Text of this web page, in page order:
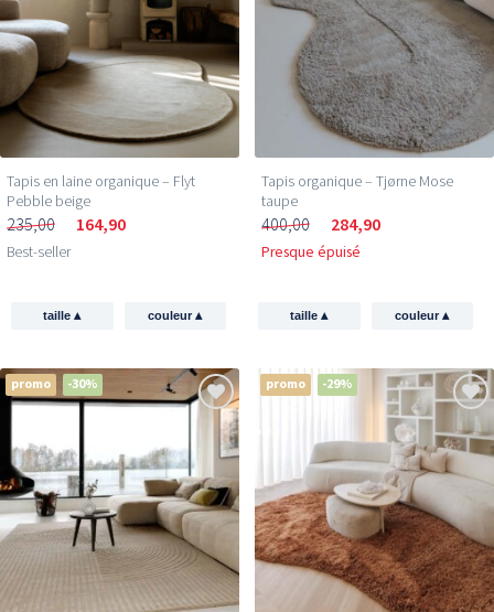
Tapis en laine organique – Flyt
Pebble beige
235,00 164,90
Best-seller
taille▴ couleur▴
Tapis organique – Tjørne Mose
taupe
400,00 284,90
Presque épuisé
taille▴ couleur▴
promo -30% promo -29%